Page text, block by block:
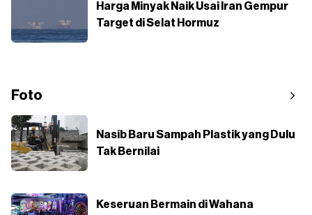
Harga Minyak Naik Usai Iran Gempur
Target di Selat Hormuz
Foto
Nasib Baru Sampah Plastik yang Dulu
Tak Bernilai
Keseruan Bermain di Wahana